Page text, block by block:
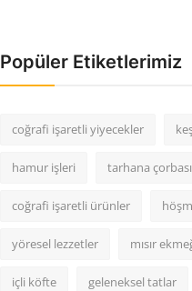
Popüler Etiketlerimiz
coğrafi işaretli yiyecekler
hamur işleri tarhana çorbası
coğrafi işaretli ürünler
yöresel lezzetler mısır
içli köfte geleneksel tatlar